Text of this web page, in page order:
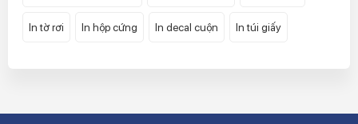
In tờ rơi In hộp cứng In decal cuộn In túi giấy